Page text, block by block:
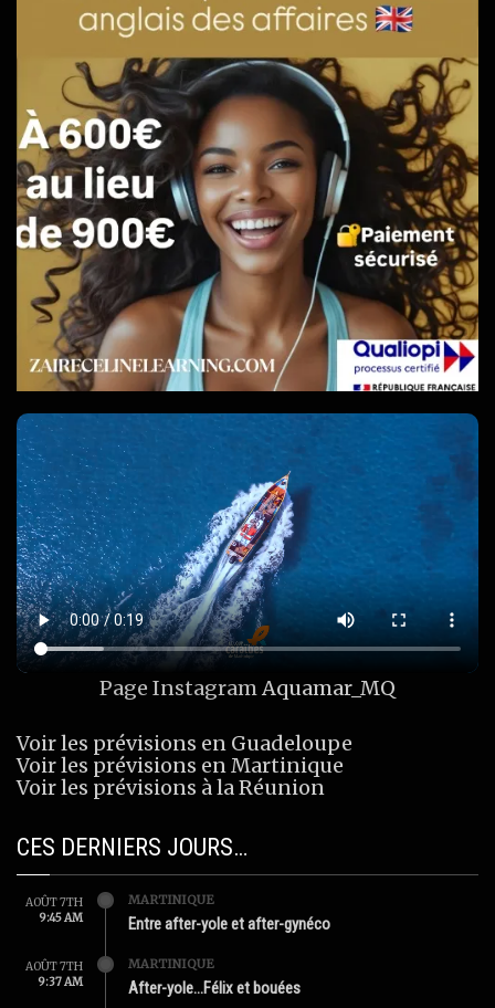
Page InstagramAquamar_MQ
Voir les prévisions en Guadeloupe
Voir les prévisions en Martinique
Voir les prévisions à la Réunion
CES DERNIERS JOURS…
AOÛT 7TH
9:45 AM
MARTINIQUE
Entre after-yole et after-gynéco
AOÛT 7TH
9:37 AM
MARTINIQUE
After-yole…Félix et bouées